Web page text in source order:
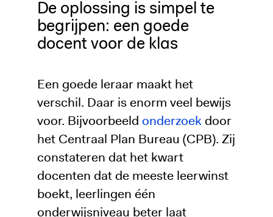
De oplossing is simpel te
begrijpen: een goede
docent voor de klas
Een goede leraar maakt het
verschil. Daar is enorm veel bewijs
voor. Bijvoorbeeld onderzoekdoor
het Centraal Plan Bureau (CPB). Zij
constateren dat het kwart
docenten dat de meeste leerwinst
boekt, leerlingen één
onderwijsniveau beter laat